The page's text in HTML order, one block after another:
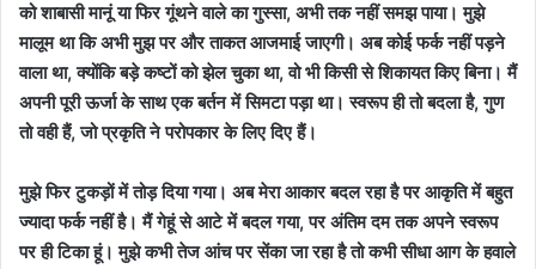
को शाबासी मानूं या फिर गूंथने वाले का गुस्सा, अभी तक नहीं समझ पाया। मुझे
मालूम था कि अभी मुझ पर और ताकत आजमाई जाएगी। अब कोई फर्क नहीं पड़ने
वाला था, क्योंकि बड़े कष्टों को झेल चुका था, वो भी किसी से शिकायत किए बिना। मैं
अपनी पूरी ऊर्जा के साथ एक बर्तन में सिमटा पड़ा था। स्वरूप ही तो बदला है, गुण
तो वही हैं, जो प्रकृति ने परोपकार के लिए दिए हैं।
मुझे फिर टुकड़ों में तोड़ दिया गया। अब मेरा आकार बदल रहा है पर आकृति में बहुत
ज्यादा फर्क नहीं है। मैं गेहूं से आटे में बदल गया, पर अंतिम दम तक अपने स्वरूप
पर ही टिका हूं। मुझे कभी तेज आंच पर सेंका जा रहा है तो कभी सीधा आग के हवाले